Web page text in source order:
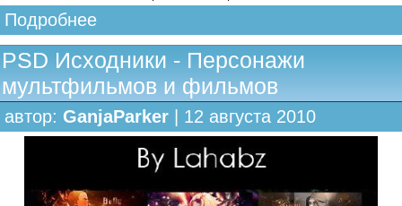
Подробнее
PSD Исходники - Персонажи
мультфильмов и фильмов
автор: GanjaParker | 12 августа 2010